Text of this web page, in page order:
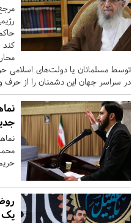
توسط مسلمانان یا دولت‌های اسلامی
در سراسر جهان این دشمنان را از حرف
یک